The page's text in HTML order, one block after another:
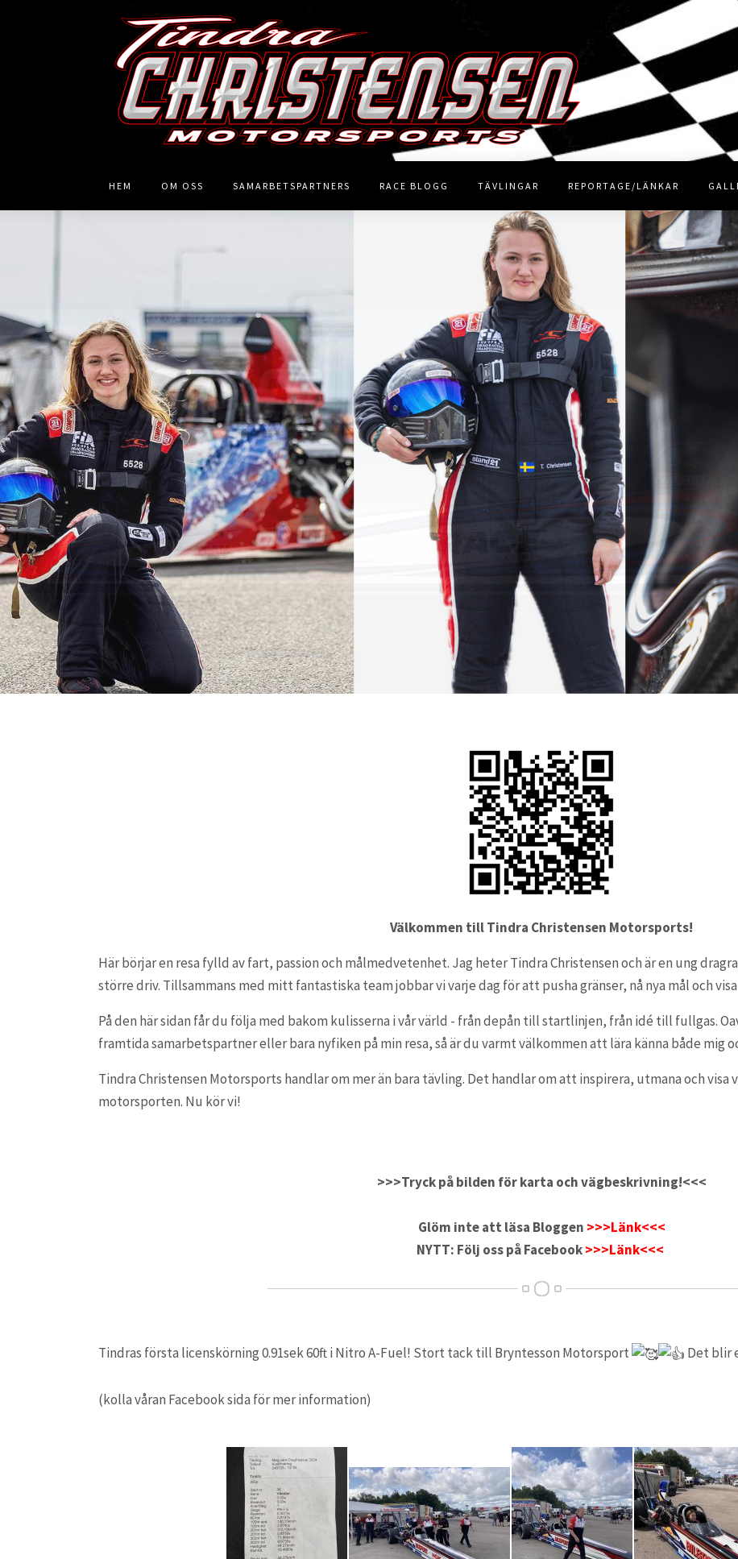
HEM OM OSS SAMARBETSPARTNERS RACE BLOGG TÄVLINGAR REPORTAGE/LÄNKAR
Välkommen till Tindra Christensen Motorsports!
Här börjar en resa fylld av fart, passion och målmedvetenhet. Jag heter Tindra Christensen och är en ung
större driv. Tillsammans med mitt fantastiska team jobbar vi varje dag för att pusha gränser, nå nya mål och
På den här sidan får du följa med bakom kulisserna i vår värld - från depån till startlinjen, från idé till fullgas.
framtida samarbetspartner eller bara nyfiken på min resa, så är du varmt välkommen att lära känna både mig
Tindra Christensen Motorsports handlar om mer än bara tävling. Det handlar om att inspirera, utmana och visa
motorsporten. Nu kör vi!
>>>Tryck på bilden för karta och vägbeskrivning!<<<
Glöm inte att läsa Bloggen >>>Länk<<<
NYTT: Följ oss på Facebook>>>Länk<<<
Tindras första licenskörning 0.91sek 60ft i Nitro A-Fuel! Stort tack till Bryntesson Motorsport Det blir
(kolla våran Facebook sida för mer information)